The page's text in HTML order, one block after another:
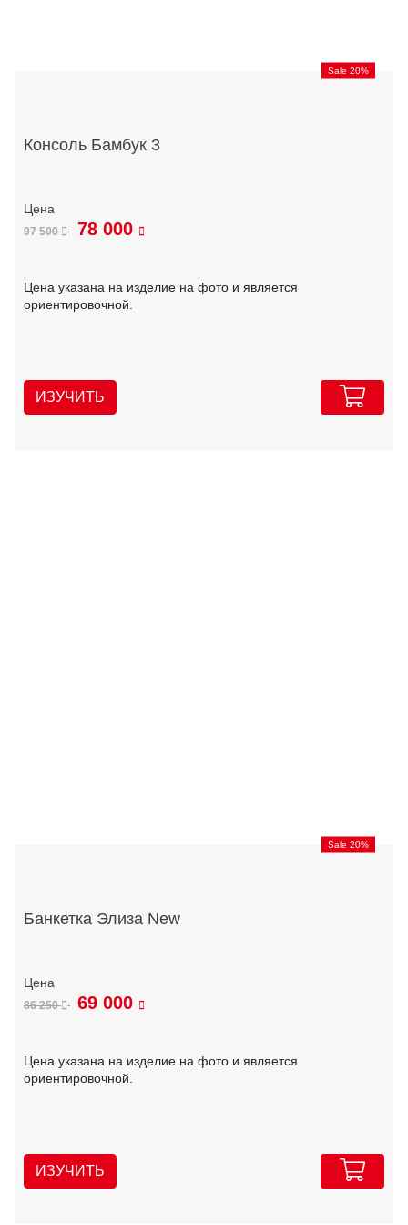
Sale 20%
Консоль Бамбук 3
97 500 78 000
Цена указана на изделие на фото и является
ориентировочной.
ИЗУЧИТЬ
Sale 20%
Банкетка Элиза New
86 250 69 000
Цена указана на изделие на фото и является
ориентировочной.
ИЗУЧИТЬ